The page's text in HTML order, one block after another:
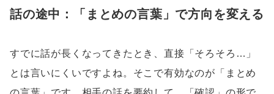
話の途中：「まとめの言葉」で方向を変える
すでに話が長くなってきたとき、直接「そろそろ…」
とは言いにくいですよね。そこで有効なのが「まとめ